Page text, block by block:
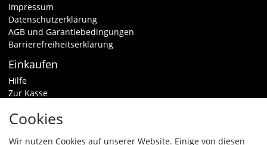
Impressum
Datenschutzerklärung
AGB und Garantiebedingungen
Barrierefreiheitserklärung
Einkaufen
Hilfe
Zur Kasse
Zahlungsarten & Versand
Cookies
Wir nutzen Cookies auf unserer Website. Einige von diesen